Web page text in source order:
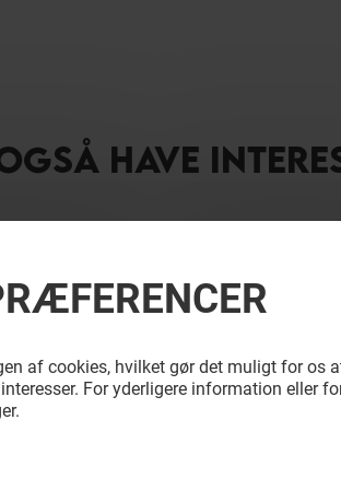
HAVE
af cookies, hvilket gør det muligt for os
For yderligere information eller